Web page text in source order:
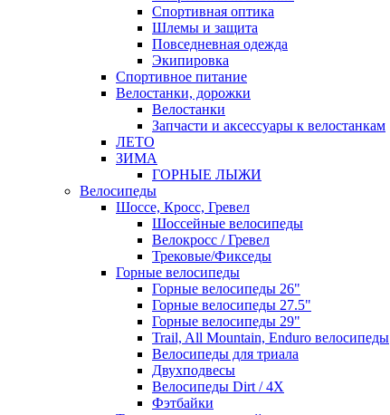
Спортивная оптика
Шлемы и защита
Повседневная одежда
Экипировка
Спортивное питание
Велостанки, дорожки
Велостанки
Запчасти и аксессуары к велостанкам
ЛЕТО
ЗИМА
ГОРНЫЕ ЛЫЖИ
Велосипеды
Шоссе, Кросс, Гревел
Шоссейные велосипеды
Велокросс / Гревел
Трековые/Фикседы
Горные велосипеды
Горные велосипеды 26"
Горные велосипеды 27.5"
Горные велосипеды 29"
Trail, All Mountain, Enduro велосипеды
Велосипеды для триала
Двухподвесы
Велосипеды Dirt / 4X
Фэтбайки